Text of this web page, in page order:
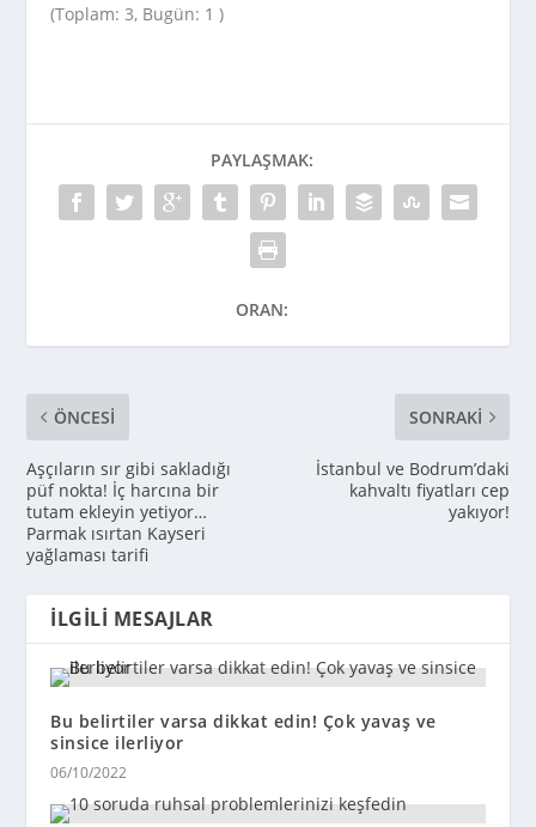
(Toplam: 3, Bugün: 1 )
PAYLAŞMAK:
ORAN:
ÖNCESI
Aşçıların sır gibi sakladığı
püf nokta! İç harcına bir
tutam ekleyin yetiyor…
Parmak ısırtan Kayseri
yağlaması tarifi
SONRAKI
İstanbul ve Bodrum’daki
kahvaltı fiyatları cep
yakıyor!
İLGILI MESAJLAR
Bu belirtiler varsa dikkat edin! Çok yavaş ve
sinsice ilerliyor
06/10/2022